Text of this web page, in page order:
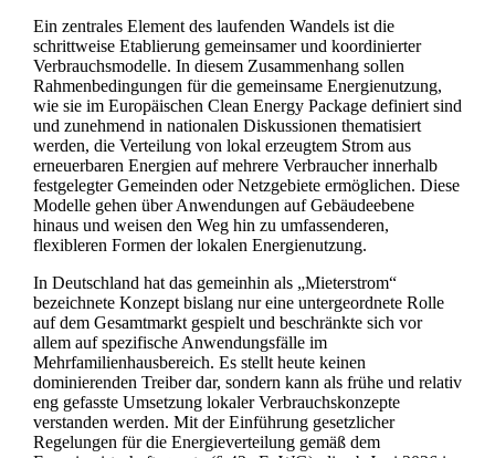
Ein zentrales Element des laufenden Wandels ist die
schrittweise Etablierung gemeinsamer und koordinierter
Verbrauchsmodelle. In diesem Zusammenhang sollen
Rahmenbedingungen für die gemeinsame Energienutzung,
wie sie im Europäischen Clean Energy Package definiert sind
und zunehmend in nationalen Diskussionen thematisiert
werden, die Verteilung von lokal erzeugtem Strom aus
erneuerbaren Energien auf mehrere Verbraucher innerhalb
festgelegter Gemeinden oder Netzgebiete ermöglichen. Diese
Modelle gehen über Anwendungen auf Gebäudeebene
hinaus und weisen den Weg hin zu umfassenderen,
flexibleren Formen der lokalen Energienutzung.
In Deutschland hat das gemeinhin als „Mieterstrom“
bezeichnete Konzept bislang nur eine untergeordnete Rolle
auf dem Gesamtmarkt gespielt und beschränkte sich vor
allem auf spezifische Anwendungsfälle im
Mehrfamilienhausbereich. Es stellt heute keinen
dominierenden Treiber dar, sondern kann als frühe und relativ
eng gefasste Umsetzung lokaler Verbrauchskonzepte
verstanden werden. Mit der Einführung gesetzlicher
Regelungen für die Energieverteilung gemäß dem